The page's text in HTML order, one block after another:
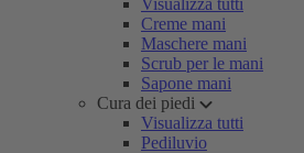
Visualizza tutti
Creme mani
Maschere mani
Scrub per le mani
Sapone mani
Cura dei piedi
Visualizza tutti
Pediluvio